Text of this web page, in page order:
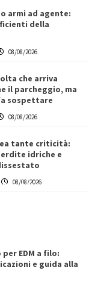
armi ad agente:
della
08/08/2026
che arriva
il parcheggio, ma
sospettare
08/08/2026
tante criticità:
idriche e
08/08/2026
partner chiave
la transizione
EDM a filo:
e guida alla